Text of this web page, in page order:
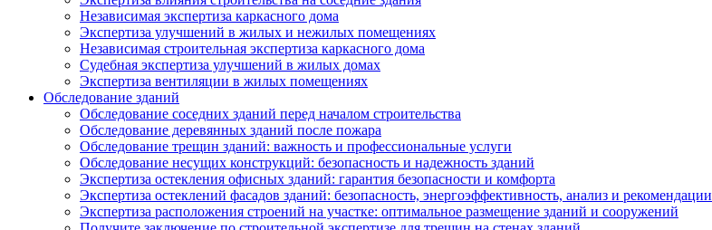
Независимая экспертиза каркасного дома
Экспертиза улучшений в жилых и нежилых помещениях
Независимая строительная экспертиза каркасного дома
Судебная экспертиза улучшений в жилых домах
Экспертиза вентиляции в жилых помещениях
Обследование зданий
Обследование соседних зданий перед началом строительства
Обследование деревянных зданий после пожара
Обследование трещин зданий: важность и профессиональные услуги
Обследование несущих конструкций: безопасность и надежность зданий
Экспертиза остекления офисных зданий: гарантия безопасности и комфорта
Экспертиза остеклений фасадов зданий: безопасность, энергоэффективность, анализ и рекомендации
Экспертиза расположения строений на участке: оптимальное размещение зданий и сооружений